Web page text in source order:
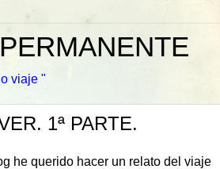
viaje "
1ª PARTE.
he querido hacer un relato del viaje